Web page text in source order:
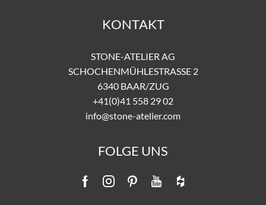
KONTAKT
STONE-ATELIER AG
SCHOCHENMÜHLESTRASSE 2
6340 BAAR/ZUG
+41(0)41 558 29 02
info@stone-atelier.com
FOLGE UNS